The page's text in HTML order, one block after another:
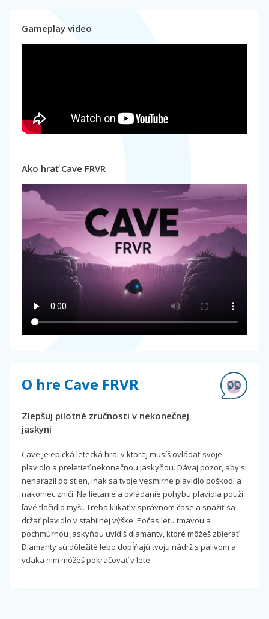
Gameplay video
Ako hrať Cave FRVR
O hre Cave FRVR
Zlepšuj pilotné zručnosti v nekonečnej
jaskyni
Cave je epická letecká hra, v ktorej musíš ovládať svoje
plavidlo a preletieť nekonečnou jaskyňou. Dávaj pozor, aby si
nenarazil do stien, inak sa tvoje vesmírne plavidlo poškodí a
nakoniec zničí. Na lietanie a ovládanie pohybu plavidla použi
ľavé tlačidlo myši. Treba klikať v správnom čase a snažiť sa
držať plavidlo v stabilnej výške. Počas letu tmavou a
pochmúrnou jaskyňou uvidíš diamanty, ktoré môžeš zbierať.
Diamanty sú dôležité lebo dopĺňajú tvoju nádrž s palivom a
vďaka nim môžeš pokračovať v lete.